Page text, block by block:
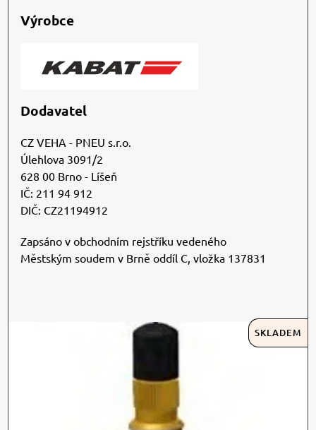
SKLADEM
Výrobce
Dodavatel
CZ VEHA - PNEU s.r.o.
Úlehlova 3091/2
628 00 Brno - Líšeň
IČ: 211 94 912
DIČ: CZ21194912
Zapsáno v obchodním rejstříku vedeného
Městským soudem v Brně oddíl C, vložka 137831